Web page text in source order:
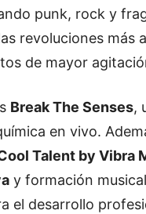
punk, rock y
revoluciones más
de mayor
Break The Senses,
en vivo.
Talent by Vibra
y formación
el desarrollo